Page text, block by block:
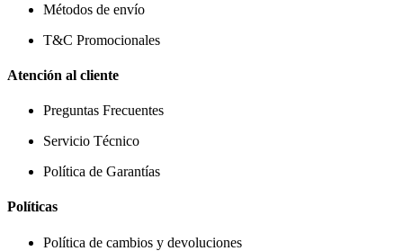
Métodos de envío
T&C Promocionales
Atención al cliente
Preguntas Frecuentes
Servicio Técnico
Política de Garantías
Políticas
Política de cambios y devoluciones